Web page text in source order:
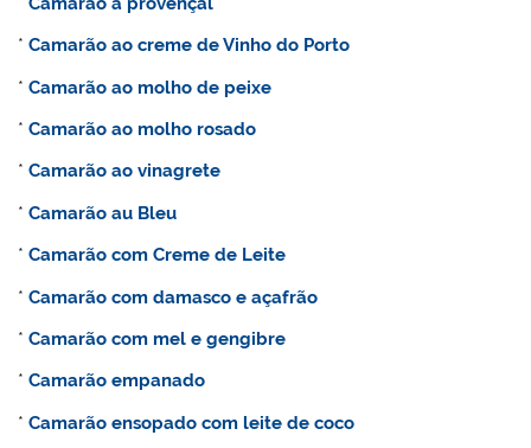
*Camarão ao creme de Vinho do Porto
*Camarão ao molho de peixe
*Camarão ao molho rosado
*Camarão ao vinagrete
*Camarão au Bleu
*Camarão com Creme de Leite
*Camarão com damasco e açafrão
*Camarão com mel e gengibre
*Camarão empanado
*Camarão ensopado com leite de coco